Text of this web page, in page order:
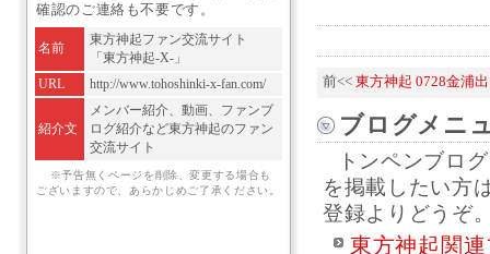
前<< 東方神起 0728金浦
ブログメニ
トンペンブロ
を掲載したい方
登録よりどうぞ
東方神起関
確認のご連絡も不要です。
名前
東方神起ファン交流サイト
「東方神起-X-」
URL
http://www.tohoshinki-x-fan.com/
紹介文
メンバー紹介、動画、ファンブ
ログ紹介など東方神起のファン
交流サイト
※予告無くページを削除、変更する場合も
ございますので、あらかじめご了承ください。